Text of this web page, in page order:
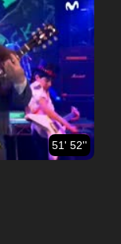
51' 52''